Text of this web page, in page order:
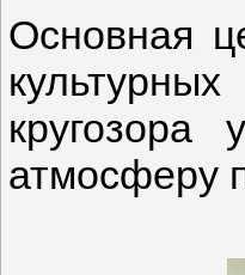
Основная
кругозора
атмосферу